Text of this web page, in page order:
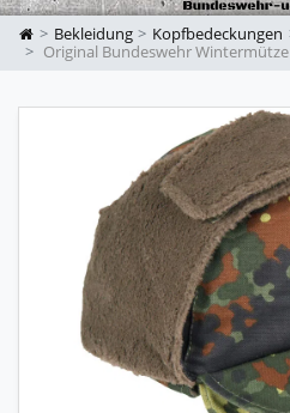
Bekleidung Kopfbedeckungen
Original Bundeswehr Wintermütze